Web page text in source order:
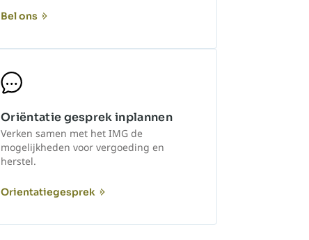
Bel ons
Oriëntatie gesprek inplannen
Verken samen met het IMG de
mogelijkheden voor vergoeding en
herstel.
Orientatiegesprek